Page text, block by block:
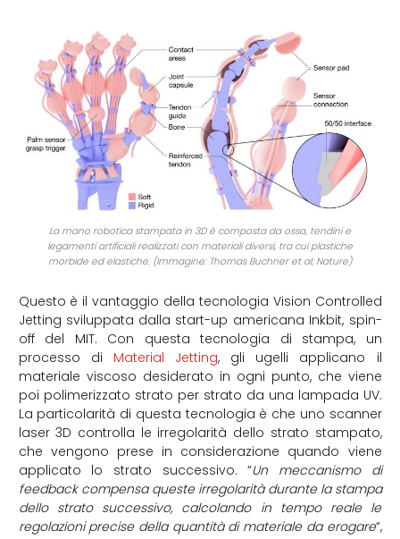
La mano robotica stampata in 3D è composta da ossa, tendini e
legamenti artificiali realizzati con materiali diversi, tra cui plastiche
morbide ed elastiche. (Immagine: Thomas Buchner et al; Nature)
Questo è il vantaggio della tecnologia Vision Controlled
Jetting sviluppata dalla start-up americana Inkbit, spin-
off del MIT. Con questa tecnologia di stampa, un
processo di Material Jetting, gli ugelli applicano il
materiale viscoso desiderato in ogni punto, che viene
poi polimerizzato strato per strato da una lampada UV.
La particolarità di questa tecnologia è che uno scanner
laser 3D controlla le irregolarità dello strato stampato,
che vengono prese in considerazione quando viene
applicato lo strato successivo. “Un meccanismo di
feedback compensa queste irregolarità durante la stampa
dello strato successivo, calcolando in tempo reale le
regolazioni precise della quantità di materiale da erogare“,